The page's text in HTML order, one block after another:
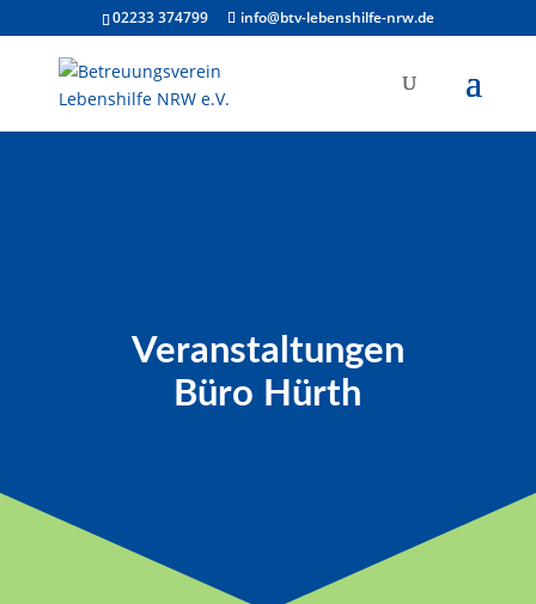
02233 374799 info@btv-lebenshilfe-nrw.de
Veranstaltungen
Büro Hürth